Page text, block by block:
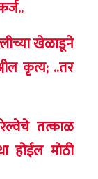
खेळाडूने
कृत्य; ..तर
तत्काळ
होईल मोठी